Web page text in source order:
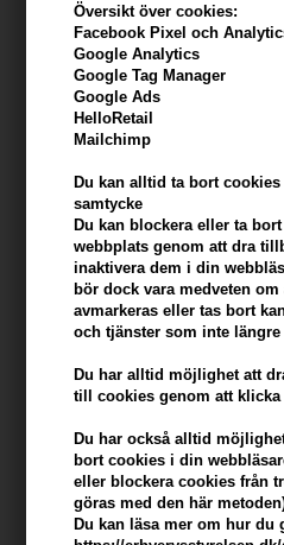
Översikt över cookies:
Facebook Pixel och
Google Analytics
Google Tag Manager
Google Ads
HelloRetail
Mailchimp
Du kan alltid ta bort
samtycke
Du kan blockera eller ta
webbplats genom att dra
inaktivera dem i din
bör dock vara medveten
avmarkeras eller tas bort
och tjänster som inte längre
Du har alltid möjlighet att
till cookies genom att klicka
Du har också alltid
bort cookies i din
eller blockera cookies från
göras med den här
Du kan läsa mer om hur du
perfekta serumet för dig som
som redan upplever håravfall.
dig 8-12 innan du ser synliga
dagligen 4 timmar innan du
håret efter badet, varefter det
eller skägget. Detta Aphro
användas av både män och
förebygga och
Stort urval av Aphro
Här på Hair247 erbjuder vi
spännande urval av serum
garanterar därför också att
uppfylla exakt dina drömmar
eller ögonfransar. Köp också
här hos oss, så ser vi till att du
på vägen. Således har du
billigt Aphro Celina
kompromissa med kvaliteten -
slutligen utforska i vårt
webbplatsen och hitta